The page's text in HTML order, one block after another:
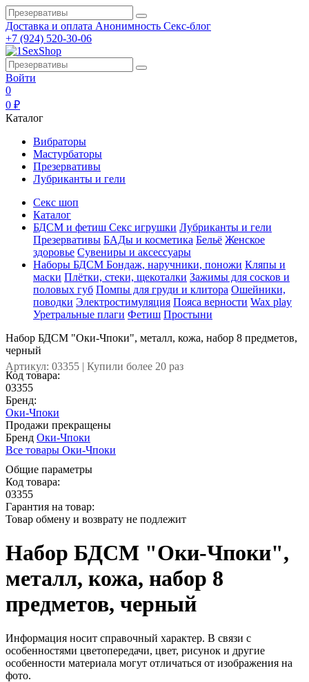
Доставка и оплата Анонимность Секс-блог
+7 (924) 520-30-06
Войти
0
0 ₽
Каталог
Вибраторы
Мастурбаторы
Презервативы
Лубриканты и гели
Секс шоп
Каталог
БДСМ и фетиш Секс игрушки Лубриканты и гели
Презервативы БАДы и косметика Бельё Женское
здоровье Сувениры и аксессуары
Наборы БДСМ Бондаж, наручники, поножи Кляпы и
маски Плётки, стеки, щекоталки Зажимы для сосков и
половых губ Помпы для груди и клитора Ошейники,
поводки Электростимуляция Пояса верности Wax play
Уретральные плаги Фетиш Простыни
Набор БДСМ "Оки-Чпоки", металл, кожа, набор 8 предметов,
черный
Артикул: 03355 | Купили более 20 раз
Код товара:
03355
Бренд:
Оки-Чпоки
Продажи прекращены
Бренд Оки-Чпоки
Все товары Оки-Чпоки
Общие параметры
Код товара:
03355
Гарантия на товар:
Товар обмену и возврату не подлежит
Набор БДСМ "Оки-Чпоки",
металл, кожа, набор 8
предметов, черный
Информация носит справочный характер. В связи с
особенностями цветопередачи, цвет, рисунок и другие
особенности материала могут отличаться от изображения на
фото.